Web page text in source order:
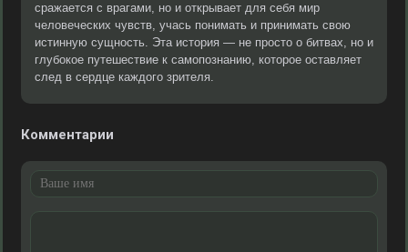
сражается с врагами, но и открывает для себя мир
человеческих чувств, учась понимать и принимать свою
истинную сущность. Эта история — не просто о битвах, но и
глубокое путешествие к самопознанию, которое оставляет
след в сердце каждого зрителя.
Комментарии